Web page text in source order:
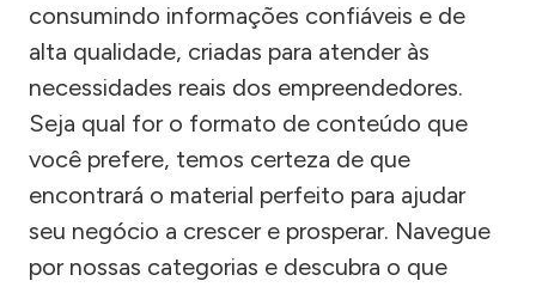
consumindo informações confiáveis e de
alta qualidade, criadas para atender às
necessidades reais dos empreendedores.
Seja qual for o formato de conteúdo que
você prefere, temos certeza de que
encontrará o material perfeito para ajudar
seu negócio a crescer e prosperar. Navegue
por nossas categorias e descubra o que